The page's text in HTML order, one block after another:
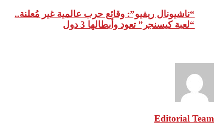
“ناشيونال ريفيو”: وقائع حرب عالمية غير مُعلنة..
“لعبة كيسنجر” تعود وأبطالها 3 دول
Editorial Team